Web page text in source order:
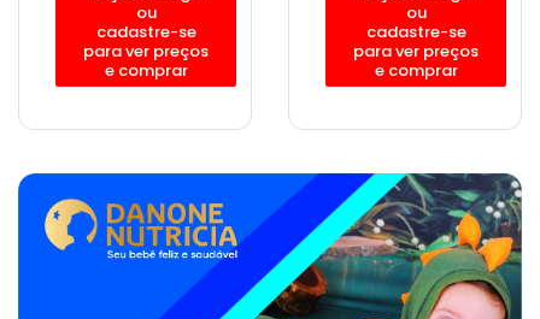
ou
cadastre-se
para ver preços
e comprar
ou
cadastre-se
para ver preços
e comprar